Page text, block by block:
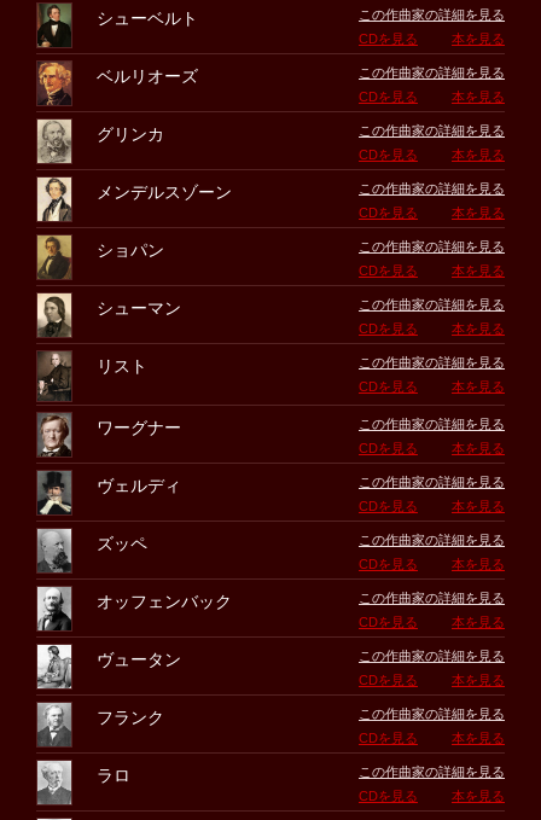
シューベルト
この作曲家の詳細を見る
CDを見る
本を見る
ベルリオーズ
この作曲家の詳細を見る
CDを見る
本を見る
グリンカ
この作曲家の詳細を見る
CDを見る
本を見る
メンデルスゾーン
この作曲家の詳細を見る
CDを見る
本を見る
ショパン
この作曲家の詳細を見る
CDを見る
本を見る
シューマン
この作曲家の詳細を見る
CDを見る
本を見る
リスト
この作曲家の詳細を見る
CDを見る
本を見る
ワーグナー
この作曲家の詳細を見る
CDを見る
本を見る
ヴェルディ
この作曲家の詳細を見る
CDを見る
本を見る
ズッペ
この作曲家の詳細を見る
CDを見る
本を見る
オッフェンバック
この作曲家の詳細を見る
CDを見る
本を見る
ヴュータン
この作曲家の詳細を見る
CDを見る
本を見る
フランク
この作曲家の詳細を見る
CDを見る
本を見る
ラロ
この作曲家の詳細を見る
CDを見る
本を見る